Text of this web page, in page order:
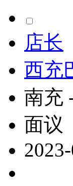
店长
西充
南充
面议